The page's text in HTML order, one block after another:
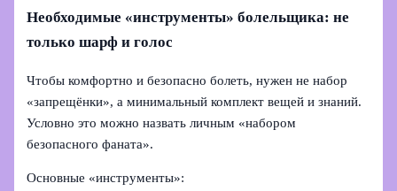
Необходимые «инструменты» болельщика: не
только шарф и голос
Чтобы комфортно и безопасно болеть, нужен не набор
«запрещёнки», а минимальный комплект вещей и знаний.
Условно это можно назвать личным «набором
безопасного фаната».
Основные «инструменты»: